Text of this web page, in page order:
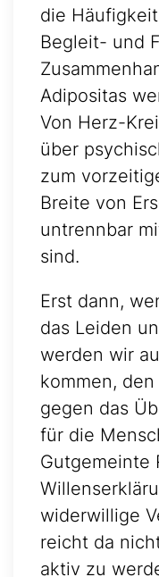
die
Begleit- und
Adipositas
Von Herz-
über
zum
Breite von
untrennbar
sind.
Erst dann,
das Leiden
werden wir
kommen,
gegen das
für die
Gutgemeinte
widerwillige
reicht da
aktiv zu